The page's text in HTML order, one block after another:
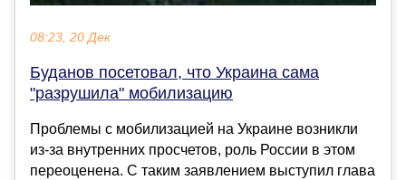
08:23, 20 Дек
Буданов посетовал, что Украина сама
"разрушила" мобилизацию
Проблемы с мобилизацией на Украине возникли
из-за внутренних просчетов, роль России в этом
переоценена. С таким заявлением выступил глава